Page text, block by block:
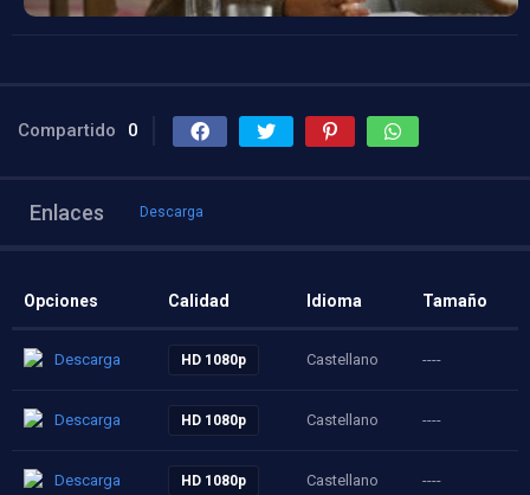
Compartido 0
Enlaces Descarga
Opciones Calidad Idioma Tamaño
Descarga HD 1080p Castellano ----
Descarga HD 1080p Castellano ----
Descarga HD 1080p Castellano ----